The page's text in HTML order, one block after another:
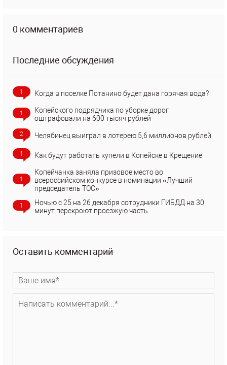
0 комментариев
Последние обсуждения
1 Когда в поселке Потанино будет дана горячая вода?
1
Копейского подрядчика по уборке дорог
оштрафовали на 600 тысяч рублей
2 Челябинец выиграл в лотерею 5,6 миллионов рублей
1 Как будут работать купели в Копейске в Крещение
1
Копейчанка заняла призовое место во
всероссийском конкурсе в номинации «Лучший
председатель ТОС»
1
Ночью с 25 на 26 декабря сотрудники ГИБДД на 30
минут перекроют проезжую часть
Оставить комментарий